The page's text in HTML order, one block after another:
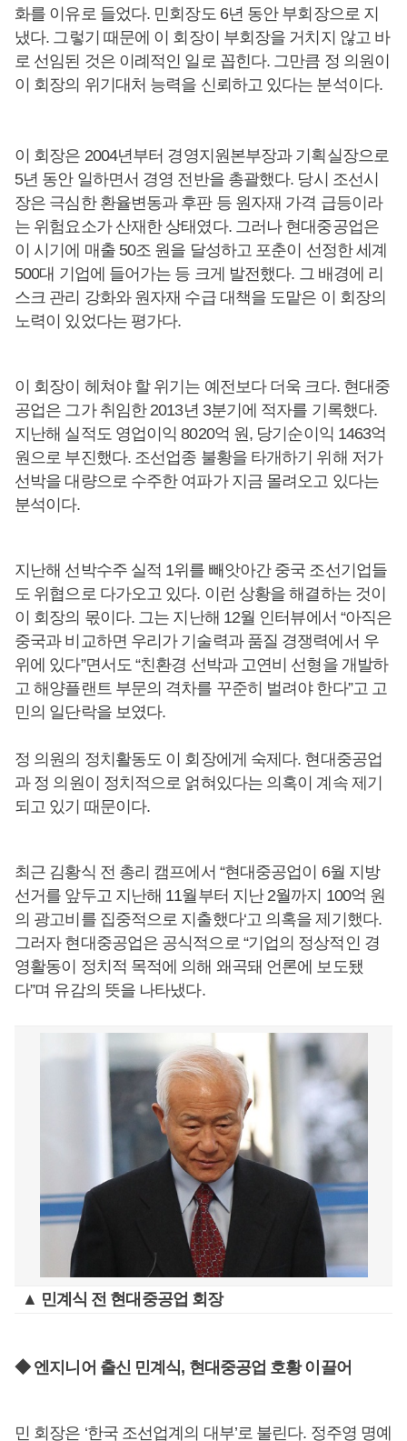
화를 이유로 들었다. 민회장도 6년 동안 부회장으로 지
냈다. 그렇기 때문에 이 회장이 부회장을 거치지 않고 바
로 선임된 것은 이례적인 일로 꼽힌다. 그만큼 정 의원이
이 회장의 위기대처 능력을 신뢰하고 있다는 분석이다.
이 회장은 2004년부터 경영지원본부장과 기획실장으로
5년 동안 일하면서 경영 전반을 총괄했다. 당시 조선시
장은 극심한 환율변동과 후판 등 원자재 가격 급등이라
는 위험요소가 산재한 상태였다. 그러나 현대중공업은
이 시기에 매출 50조 원을 달성하고 포춘이 선정한 세계
500대 기업에 들어가는 등 크게 발전했다. 그 배경에 리
스크 관리 강화와 원자재 수급 대책을 도맡은 이 회장의
노력이 있었다는 평가다.
이 회장이 헤쳐야 할 위기는 예전보다 더욱 크다. 현대중
공업은 그가 취임한 2013년 3분기에 적자를 기록했다.
지난해 실적도 영업이익 8020억 원, 당기순이익 1463억
원으로 부진했다. 조선업종 불황을 타개하기 위해 저가
선박을 대량으로 수주한 여파가 지금 몰려오고 있다는
분석이다.
지난해 선박수주 실적 1위를 빼앗아간 중국 조선기업들
도 위협으로 다가오고 있다. 이런 상황을 해결하는 것이
이 회장의 몫이다. 그는 지난해 12월 인터뷰에서 “아직은
중국과 비교하면 우리가 기술력과 품질 경쟁력에서 우
위에 있다”면서도 “친환경 선박과 고연비 선형을 개발하
고 해양플랜트 부문의 격차를 꾸준히 벌려야 한다”고 고
민의 일단락을 보였다.
정 의원의 정치활동도 이 회장에게 숙제다. 현대중공업
과 정 의원이 정치적으로 얽혀있다는 의혹이 계속 제기
되고 있기 때문이다.
최근 김황식 전 총리 캠프에서 “현대중공업이 6월 지방
선거를 앞두고 지난해 11월부터 지난 2월까지 100억 원
의 광고비를 집중적으로 지출했다‘고 의혹을 제기했다.
그러자 현대중공업은 공식적으로 “기업의 정상적인 경
영활동이 정치적 목적에 의해 왜곡돼 언론에 보도됐
다”며 유감의 뜻을 나타냈다.
▲ 민계식 전 현대중공업 회장
◆ 엔지니어 출신 민계식, 현대중공업 호황 이끌어
민 회장은 ‘한국 조선업계의 대부’로 불린다. 정주영 명예